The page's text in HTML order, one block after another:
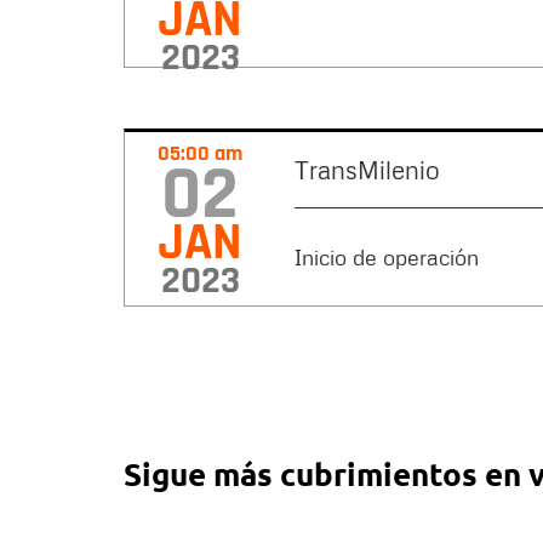
JAN
2023
05:00 am
02
JAN
2023
TransMilenio
Inicio de operación
Sigue más cubrimientos en